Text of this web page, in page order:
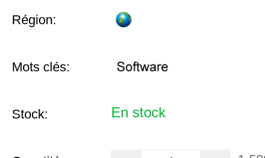
Région:
Mots clés:
Stock: En stock